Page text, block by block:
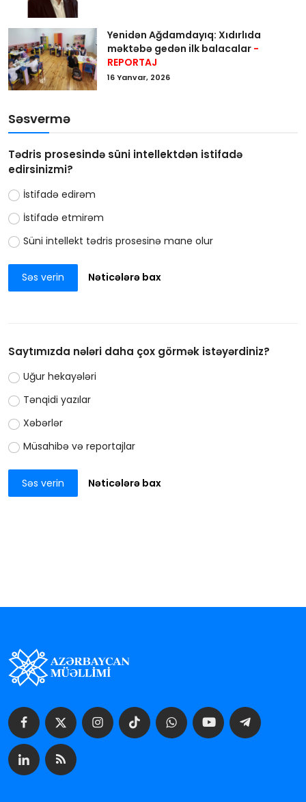
Yenidən Ağdamdayıq: Xıdırlıda
məktəbə gedən ilk balacalar -
REPORTAJ
16 Yanvar, 2026
Səsvermə
Tədris prosesində süni intellektdən istifadə
edirsinizmi?
İstifadə edirəm
İstifadə etmirəm
Süni intellekt tədris prosesinə mane olur
Səs verin Nəticələrə bax
Saytımızda nələri daha çox görmək istəyərdiniz?
Uğur hekayələri
Tənqidi yazılar
Xəbərlər
Müsahibə və reportajlar
Səs verin Nəticələrə bax